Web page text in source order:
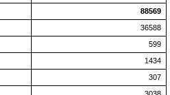
88569
36588
599
1434
307